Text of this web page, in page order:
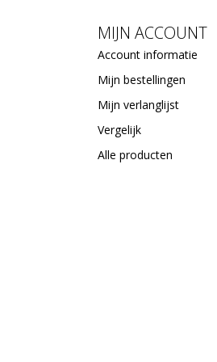
MIJN ACCOUNT
Account informatie
Mijn bestellingen
Mijn verlanglijst
Vergelijk
Alle producten